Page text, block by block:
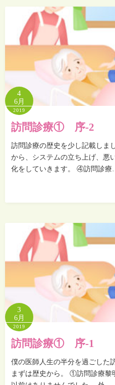
4
6月
2019
訪問診療① 序-2
訪問診療の歴史を少し記載しま
から、システムの立ち上げ、悪
化をしていきます。 ④訪問診療…
3
6月
2019
訪問診療① 序-1
僕の医師人生の半分を過ごした
まずは歴史から。 ①訪問診療黎